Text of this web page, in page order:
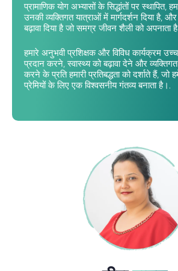
प्रामाणिक योग अभ्यासों के सिद्धांतों पर स्थापित,
उनकी व्यक्तिगत यात्राओं में मार्गदर्शन दिया है,
बढ़ावा दिया है जो समग्र जीवन शैली को अपनाता
हमारे अनुभवी प्रशिक्षक और विविध कार्यक्रम उच्च
प्रदान करने, स्वास्थ्य को बढ़ावा देने और व्यक्तिगत
करने के प्रति हमारी प्रतिबद्धता को दर्शाते हैं, जो
प्रेमियों के लिए एक विश्वसनीय गंतव्य बनाता है।.